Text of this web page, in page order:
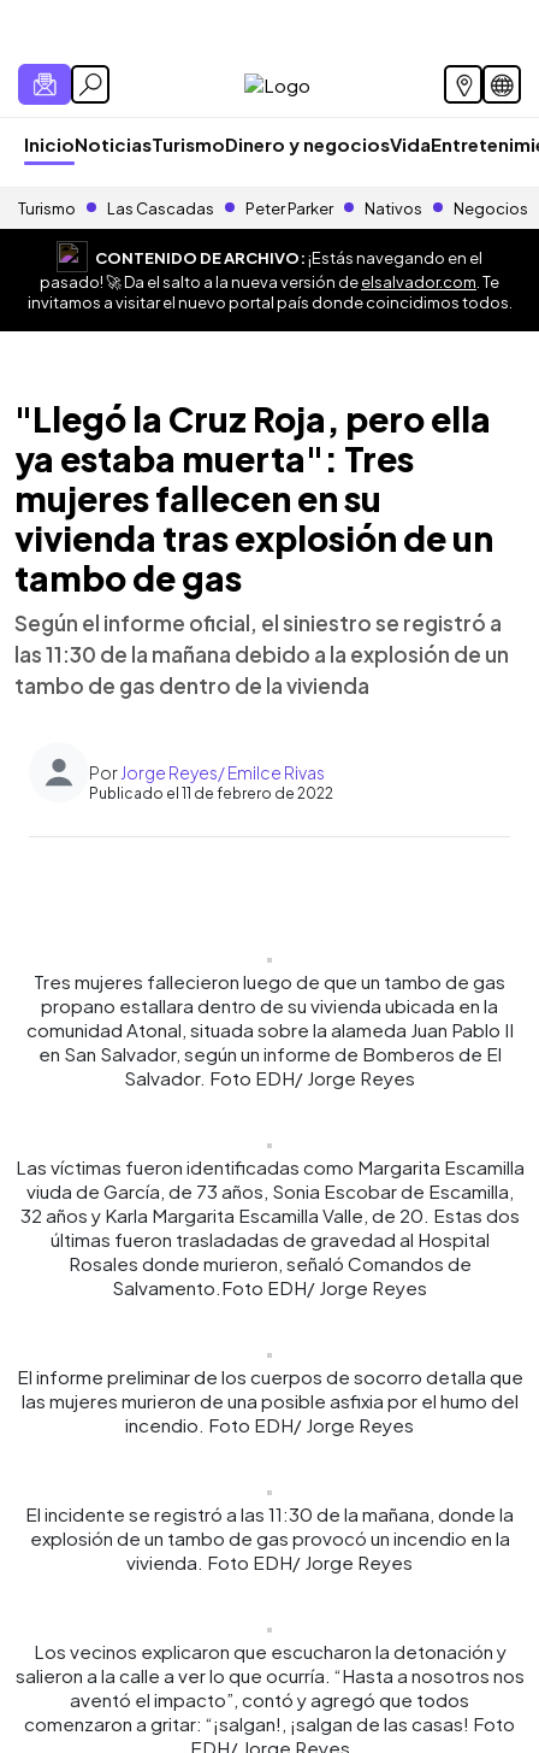
InicioNoticiasTurismoDinero y negociosVida
Turismo Las Cascadas Peter Parker Nativos Negocios
CONTENIDO DE ARCHIVO:¡Estás navegando en el
pasado! 🚀 Da el salto a la nueva versión deelsalvador.com . Te
invitamos a visitar el nuevo portal país donde coincidimos todos.
"Llegó la Cruz Roja, pero ella
ya estaba muerta": Tres
mujeres fallecen en su
vivienda tras explosión de un
tambo de gas
Según el informe oficial, el siniestro se registró a
las 11:30 de la mañana debido a la explosión de un
tambo de gas dentro de la vivienda
Por Jorge Reyes/ Emilce Rivas
Publicado el 11 de febrero de 2022
Tres mujeres fallecieron luego de que un tambo de gas
propano estallara dentro de su vivienda ubicada en la
comunidad Atonal, situada sobre la alameda Juan Pablo II
en San Salvador, según un informe de Bomberos de El
Salvador. Foto EDH/ Jorge Reyes
Las víctimas fueron identificadas como Margarita Escamilla
viuda de García, de 73 años, Sonia Escobar de Escamilla,
32 años y Karla Margarita Escamilla Valle, de 20. Estas dos
últimas fueron trasladadas de gravedad al Hospital
Rosales donde murieron, señaló Comandos de
Salvamento.Foto EDH/ Jorge Reyes
El informe preliminar de los cuerpos de socorro detalla que
las mujeres murieron de una posible asfixia por el humo del
incendio. Foto EDH/ Jorge Reyes
El incidente se registró a las 11:30 de la mañana, donde la
explosión de un tambo de gas provocó un incendio en la
vivienda. Foto EDH/ Jorge Reyes
Los vecinos explicaron que escucharon la detonación y
salieron a la calle a ver lo que ocurría. “Hasta a nosotros nos
aventó el impacto”, contó y agregó que todos
comenzaron a gritar: “¡salgan!, ¡salgan de las casas! Foto
EDH/ Jorge Reyes